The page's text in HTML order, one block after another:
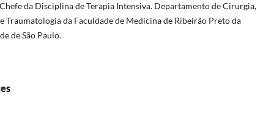
da Disciplina de Terapia Intensiva. Departamento de Cirurgia,
Traumatologia da Faculdade de Medicina de Ribeirão Preto da
de São Paulo.